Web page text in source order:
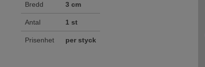
Bredd 3 cm
Antal 1 st
Prisenhet
per styck